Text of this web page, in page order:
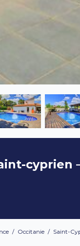
cyprien
/ Occitanie / Saint-